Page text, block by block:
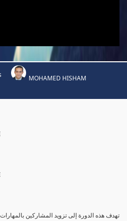
MOHAMED HISHAM
تهدف هذه الدورة إلى تزويد المشاركين